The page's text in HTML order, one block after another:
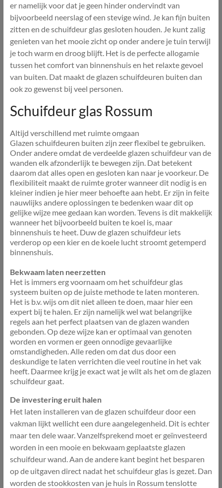
er namelijk voor dat je geen hinder ondervindt van
bijvoorbeeld neerslag of een stevige wind. Je kan fijn buiten
zitten en de schuifdeur glas gesloten houden. Je kunt zalig
genieten van het mooie zicht op onder andere je tuin terwijl
je toch warm en droog blijft. Het is de perfecte allogamie
tussen het comfort van binnenshuis en het relaxte gevoel
van buiten. Dat maakt de glazen schuifdeuren buiten dan
ook zo gewenst bij veel personen.
Schuifdeur glas Rossum
Altijd verschillend met ruimte omgaan
Glazen schuifdeuren buiten zijn zeer flexibel te gebruiken.
Onder andere omdat de verdeelde glazen schuifdeur van de
wanden elk afzonderlijk te bewegen zijn. Dat betekent
daarom dat alles open en gesloten kan naar je voorkeur. De
flexibiliteit maakt de ruimte groter wanneer dit nodig is en
kleiner indien je hier meer behoefte aan hebt. Er zijn in feite
nauwlijks andere oplossingen te bedenken waar dit op
gelijke wijze mee gedaan kan worden. Tevens is dit makkelijk
wanneer het bijvoorbeeld buiten te koel is, maar
binnenshuis te heet. Duw de glazen schuifdeur iets
verderop op een kier en de koele lucht stroomt getemperd
binnenshuis.
Bekwaam laten neerzetten
Het is immers erg voornaam om het schuifdeur glas
systeem buiten op de juiste methode te laten monteren.
Het is b.v. wijs om dit niet alleen te doen, maar hier een
expert bij te halen. Er zijn namelijk wel wat belangrijke
regels aan het perfect plaatsen van de glazen wanden
gebonden. Op deze wijze kan er optimaal van genoten
worden en vormen er geen onnodige gevaarlijke
omstandigheden. Alle reden om dat dus door een
deskundige te laten verrichten die veel routine in het vak
heeft. Daarmee krijg je exact wat je wilt als het om de glazen
schuifdeur gaat.
De investering eruit halen
Het laten installeren van de glazen schuifdeur door een
vakman lijkt wellicht een dure aangelegenheid. Dit is echter
maar ten dele waar. Vanzelfsprekend moet er geïnvesteerd
worden in een mooie en bekwaam geplaatste glazen
schuifdeur wand. Aan de andere kant begint het besparen
op de uitgaven direct nadat het schuifdeur glas is gezet. Dan
worden de stookkosten van je huis in Rossum tenslotte